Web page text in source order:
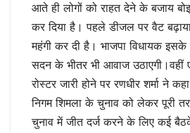
आते ही लोगों को राहत देने के बजाय
कर दिया है। पहले डीजल पर वैट
महंगी कर दी है। भाजपा विधायक इसके
सदन के भीतर भी आवाज उठाएगी।वहीं
रोस्टर जारी होने पर रणधीर शर्मा ने
निगम शिमला के चुनाव को लेकर पूरी
चुनाव में जीत दर्ज करने के लिए कई